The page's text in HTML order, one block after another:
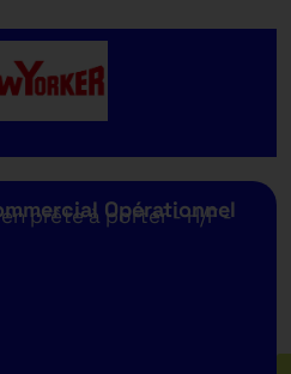
Opérationnel
prête à porter - H/F -